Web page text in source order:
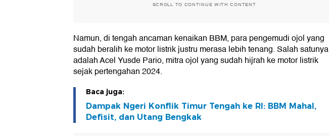
SCROLL TO CONTINUE WITH CONTENT
Namun, di tengah ancaman kenaikan BBM, para pengemudi ojol yang
sudah beralih ke motor listrik justru merasa lebih tenang. Salah satunya
adalah Acel Yusde Pario, mitra ojol yang sudah hijrah ke motor listrik
sejak pertengahan 2024.
Baca juga:
Dampak Ngeri Konflik Timur Tengah ke RI: BBM Mahal,
Defisit, dan Utang Bengkak